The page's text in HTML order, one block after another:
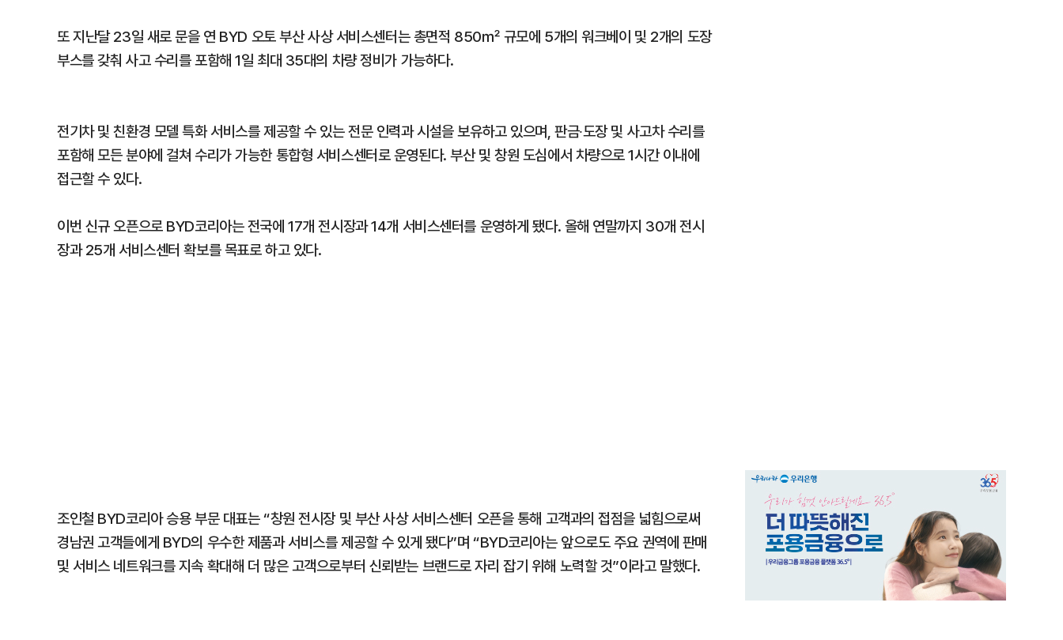
또 지난달 23일 새로 문을 연 BYD 오토 부산 사상 서비스센터는 총면적 850㎡ 규모에 5개의 워크베이 및 2개의 도장
부스를 갖춰 사고 수리를 포함해 1일 최대 35대의 차량 정비가 가능하다.
전기차 및 친환경 모델 특화 서비스를 제공할 수 있는 전문 인력과 시설을 보유하고 있으며, 판금∙도장 및 사고차 수리를
포함해 모든 분야에 걸쳐 수리가 가능한 통합형 서비스센터로 운영된다. 부산 및 창원 도심에서 차량으로 1시간 이내에
접근할 수 있다.
이번 신규 오픈으로 BYD코리아는 전국에 17개 전시장과 14개 서비스센터를 운영하게 됐다. 올해 연말까지 30개 전시
장과 25개 서비스센터 확보를 목표로 하고 있다.
조인철 BYD코리아 승용 부문 대표는 “창원 전시장 및 부산 사상 서비스센터 오픈을 통해 고객과의 접점을 넓힘으로써
경남권 고객들에게 BYD의 우수한 제품과 서비스를 제공할 수 있게 됐다”며 “BYD코리아는 앞으로도 주요 권역에 판매
및 서비스 네트워크를 지속 확대해 더 많은 고객으로부터 신뢰받는 브랜드로 자리 잡기 위해 노력할 것”이라고 말했다.